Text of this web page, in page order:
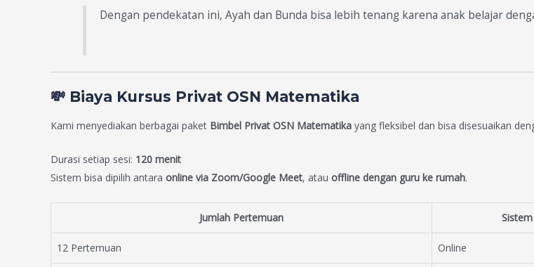
Dengan pendekatan ini, Ayah dan Bunda bisa lebih tenang karena anak belajar
💸 Biaya Kursus Privat OSN Matematika
Kami menyediakan berbagai paket Bimbel Privat OSN Matematika yang fleksibel dan bisa disesuaikan
Durasi setiap sesi: 120 menit
Sistem bisa dipilih antara online via Zoom/Google Meet, atau offline dengan guru ke rumah.
Jumlah Pertemuan Sistem
12 Pertemuan Online